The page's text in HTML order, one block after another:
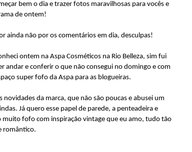
bem o dia e trazer fotos maravilhosas para vocês e
de ontem!
ainda não por os comentários em dia, desculpas!
ontem na Aspa Cosméticos na Rio Belleza, sim fui
e conferir o que não consegui no domingo e com
super fofo da Aspa para as blogueiras.
da marca, que não são poucas e abusei um
Já quero esse papel de parede, a penteadeira e
fofo com inspiração vintage que eu amo, tudo tão
romântico.